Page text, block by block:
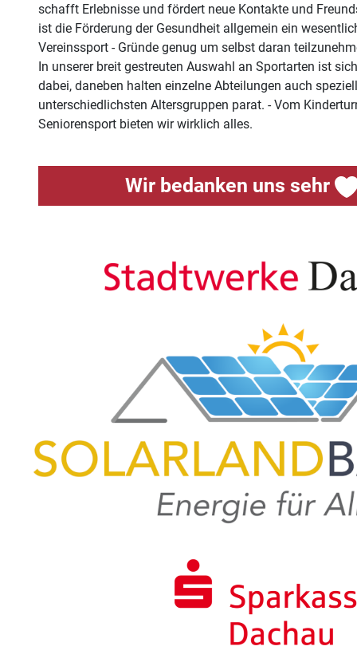
schafft Erlebnisse und fördert neue Kontakte und
ist die Förderung der Gesundheit allgemein ein
Vereinssport - Gründe genug um selbst daran
In unserer breit gestreuten Auswahl an Sportarten ist
dabei, daneben halten einzelne Abteilungen auch
unterschiedlichsten Altersgruppen parat. - Vom
Seniorensport bieten wir wirklich alles.
Wir bedanken uns sehr